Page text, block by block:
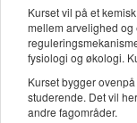
Kurset vil på et
mellem arvelighed
fysiologi og økologi.
Kurset bygger
studerende. Det vil
andre fagområder.